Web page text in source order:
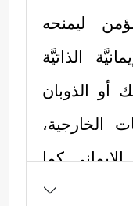
ليمنحه
الذاتيَّة
أو الذوبان
الخارجية،
كما